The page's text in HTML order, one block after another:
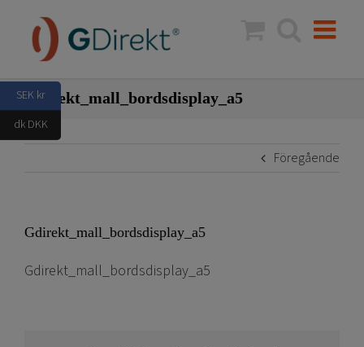
innehållet
Gdirekt_mall_bordsdisplay_a5
Föregående
Gdirekt_mall_bordsdisplay_a5
Gdirekt_mall_bordsdisplay_a5
SEK kr
dk DKK